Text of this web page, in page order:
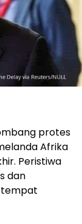
protes
Afrika
Peristiwa
dan
tempat